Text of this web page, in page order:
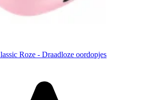
Roze - Draadloze oordopjes